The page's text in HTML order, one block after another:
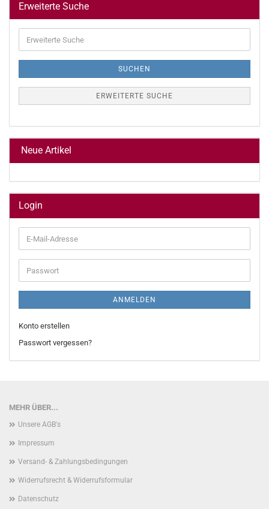
Erweiterte Suche
Suche
SUCHEN
ERWEITERTE SUCHE
Neue Artikel
Login
E-
Mail-
Adresse
Passwort
ANMELDEN
Konto erstellen
Passwort vergessen?
MEHR ÜBER...
Unsere AGB's
Impressum
Versand- & Zahlungsbedingungen
Widerrufsrecht & Widerrufsformular
Datenschutz